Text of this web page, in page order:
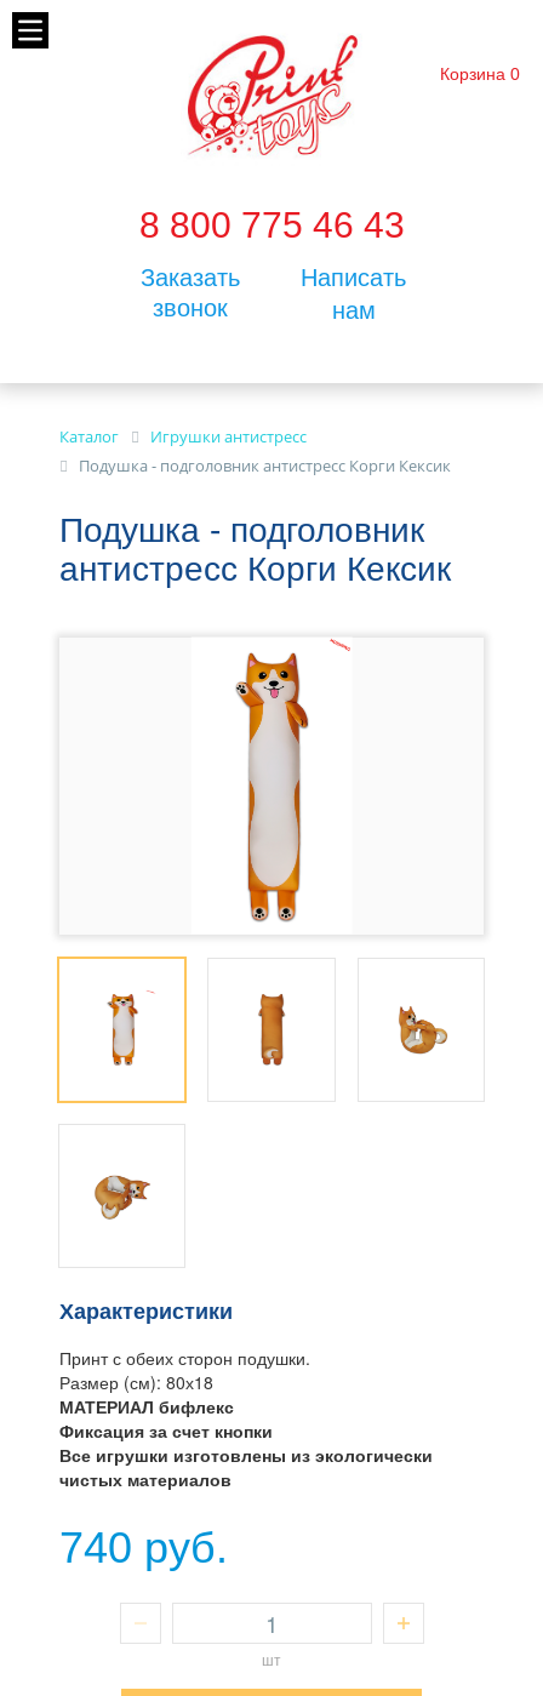
8 800 775 46 43
Заказать
звонок
Написать
нам
Корзина 0
Каталог
Игрушки антистресс
Подушка - подголовник антистресс Корги Кексик
Подушка - подголовник
антистресс Корги Кексик
Характеристики
Принт с обеих сторон подушки.
Размер (см): 80х18
МАТЕРИАЛ бифлекс
Фиксация за счет кнопки
Все игрушки изготовлены из экологически
чистых материалов
740 руб.
шт